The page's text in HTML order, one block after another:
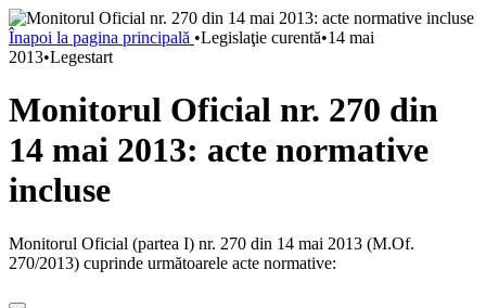
Înapoi la pagina principală •Legislaţie curentă•14 mai
2013•Legestart
Monitorul Oficial nr. 270 din
14 mai 2013: acte normative
incluse
Monitorul Oficial (partea I) nr. 270 din 14 mai 2013 (M.Of.
270/2013) cuprinde următoarele acte normative: